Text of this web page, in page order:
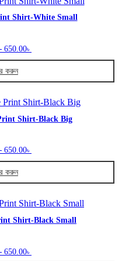
page
has
multiple
options
may
be
chosen
the
page
Shirt-White Small
Original
price
was:
999.00৳ .
650.00৳
price
650.00৳ .
করুন
product
has
multiple
options
may
be
chosen
the
page
Shirt-Black Big
Original
price
was:
990.00৳ .
650.00৳
price
650.00৳ .
করুন
product
has
multiple
options
Shirt-Black Small
Original
650.00৳